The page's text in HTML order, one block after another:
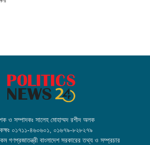
ও সম্পাদকঃ সালেহ মোহাম্মদ রশীদ অলক
০১৭১১-৪৬০৬০১, ০১৬৭৯-৮২৮২৭৯
গণপ্রজাতন্ত্রী বাংলাদেশ সরকারের তথ্য ও সম্প্রচার